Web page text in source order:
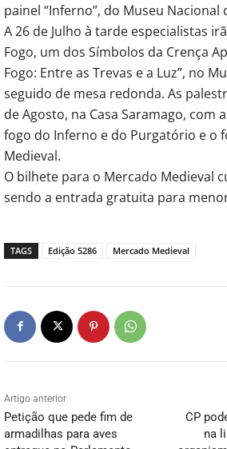
painel “Inferno”, do Museu Nacional
A 26 de Julho à tarde especialistas
Fogo, um dos Símbolos da Crença
Fogo: Entre as Trevas e a Luz”, no
seguido de mesa redonda. As
de Agosto, na Casa Saramago, com
fogo do Inferno e do Purgatório e o
Medieval.
O bilhete para o Mercado Medieval
sendo a entrada gratuita para
TAGS Edição 5286 Mercado Medieval
Artigo anterior
Petição que pede fim de
armadilhas para aves
CP
na